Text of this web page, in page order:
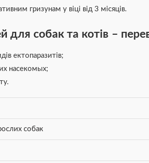
гризунам у віці від 3 місяців.
для собак та котів –
ектопаразитів;
насекомых;
собак